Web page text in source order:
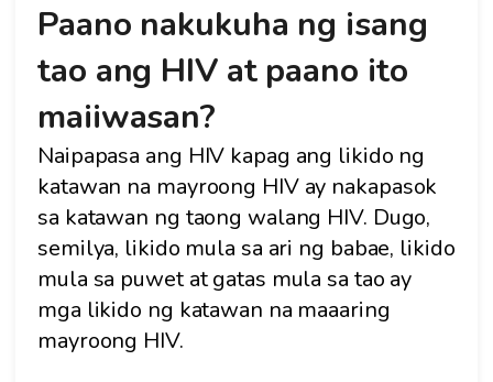
Paano nakukuha ng isang
tao ang HIV at paano ito
maiiwasan?
Naipapasa ang HIV kapag ang likido ng
katawan na mayroong HIV ay nakapasok
sa katawan ng taong walang HIV. Dugo,
semilya, likido mula sa ari ng babae, likido
mula sa puwet at gatas mula sa tao ay
mga likido ng katawan na maaaring
mayroong HIV.